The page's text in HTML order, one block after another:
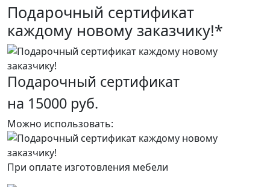
Подарочный сертификат
каждому новому заказчику!*
Подарочный сертификат
на 15000 руб.
Можно использовать:
При оплате изготовления мебели